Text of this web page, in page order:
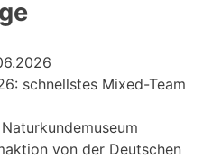
schnellstes Mixed-Team
von der Deutschen